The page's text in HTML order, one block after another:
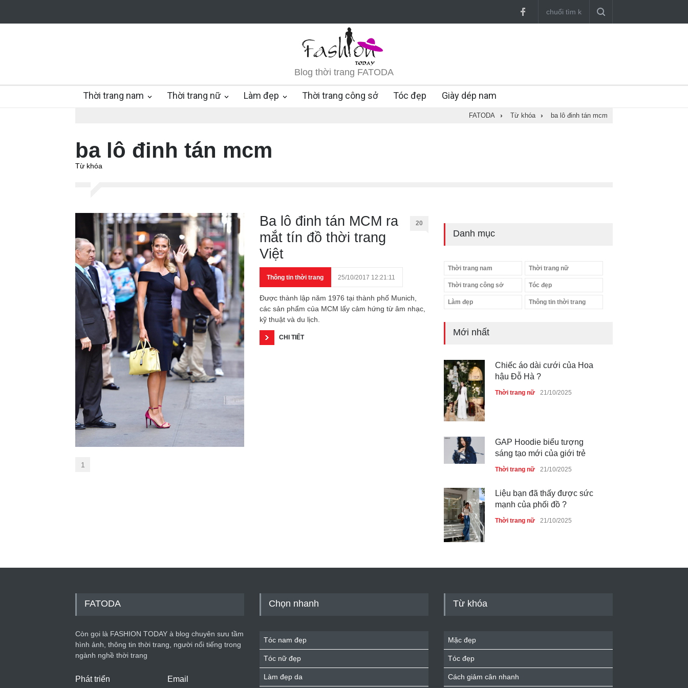
Blog thời trang FATODA
Thời trang nam Thời trang nữ Làm đẹp Thời trang công sở Tóc đẹp Giày dép nam
FATODA › Từ khóa › ba lô đinh tán mcm
ba lô đinh tán mcm
Từ khóa
Ba lô đinh tán MCM ra
mắt tín đồ thời trang
Việt
20
Thông tin thời trang 25/10/2017 12:21:11
Được thành lập năm 1976 tại thành phố Munich,
các sản phẩm của MCM lấy cảm hứng từ âm nhạc,
kỹ thuật và du lịch.
CHI TIẾT
1
Danh mục
Thời trang nam Thời trang nữ
Thời trang công sở Tóc đẹp
Làm đẹp Thông tin thời trang
Mới nhất
Chiếc áo dài cưới của Hoa
hậu Đỗ Hà ?
Thời trang nữ 21/10/2025
GAP Hoodie biểu tượng
sáng tạo mới của giới trẻ
Thời trang nữ 21/10/2025
Liệu bạn đã thấy được sức
mạnh của phối đồ ?
Thời trang nữ 21/10/2025
nữ 40+
Thời trang nữ 21/10/2025
FATODA
Còn gọi là FASHION TODAY à blog chuyên sưu tầm
hình ảnh, thông tin thời trang, người nổi tiếng trong
ngành nghề thời trang
Phát triển Email
Chọn nhanh
Tóc nam đẹp
Tóc nữ đẹp
Làm đẹp da
Từ khóa
Mặc đẹp
Tóc đẹp
Cách giảm cân nhanh